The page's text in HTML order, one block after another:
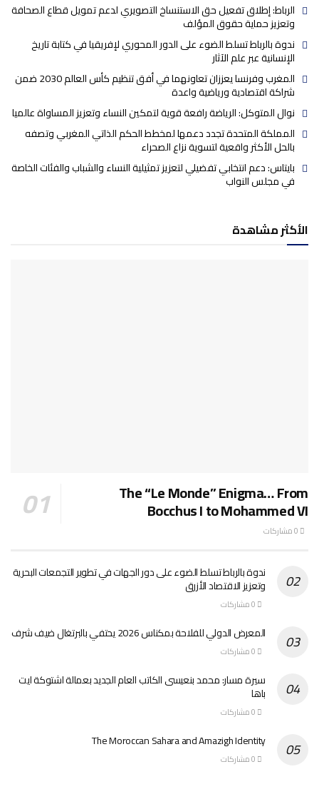
الرباط: إطلاق تفعيل حق الاستنساخ التصويري لدعم تمويل قطاع الصحافة
وتعزيز حماية حقوق المؤلف
ندوة بالرباط تسلط الضوء على الدور المحوري لإفريقيا في كتابة تاريخ
الإنسانية عبر علم الآثار
المغرب وفرنسا يعززان تعاونهما في أفق تنظيم كأس العالم 2030 ضمن
شراكة اقتصادية ورياضية واعدة
نوال المتوكل: الرياضة رافعة قوية لتمكين النساء وتعزيز المساواة عالميا
المملكة المتحدة تجدد دعمها لمخطط الحكم الذاتي المغربي وتصفه
بالحل الأكثر واقعية لتسوية نزاع الصحراء
بايتاس: دعم انتخابي تفضيلي لتعزيز تمثيلية النساء والشباب والفئات الخاصة
في مجلس النواب
الأكثر مشاهدة
The “Le Monde” Enigma… From
Bocchus I to Mohammed VI
ندوة بالرباط تسلط الضوء على دور الجهات في تطوير التجمعات البحرية
وتعزيز الاقتصاد الأزرق
المعرض الدولي للفلاحة بمكناس 2026 يحتفي بالبرتغال ضيف شرف
سيرة مسار: محمد بنعيسى الكاتب العام الجديد بعمالة اشتوكة ايت
باها
The Moroccan Sahara and Amazigh Identity